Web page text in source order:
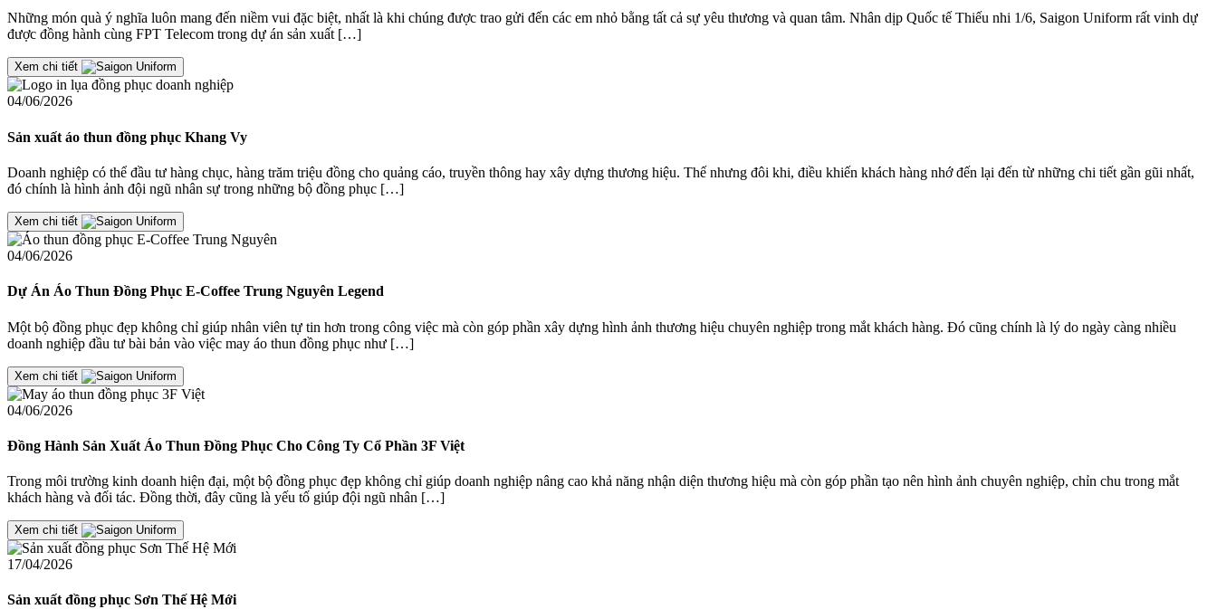
Những món quà ý nghĩa luôn mang đến niềm vui đặc biệt, nhất là khi chúng được trao gửi đến các em nhỏ bằng tất cả sự yêu thương và quan tâm. Nhân dịp Quốc tế Thiếu nhi 1/6, Saigon Uniform rất vinh dự
được đồng hành cùng FPT Telecom trong dự án sản xuất […]
Xem chi tiết
04/06/2026
Sản xuất áo thun đồng phục Khang Vy
Doanh nghiệp có thể đầu tư hàng chục, hàng trăm triệu đồng cho quảng cáo, truyền thông hay xây dựng thương hiệu. Thế nhưng đôi khi, điều khiến khách hàng nhớ đến lại đến từ những chi tiết gần gũi nhất,
đó chính là hình ảnh đội ngũ nhân sự trong những bộ đồng phục […]
Xem chi tiết
04/06/2026
Dự Án Áo Thun Đồng Phục E-Coffee Trung Nguyên Legend
Một bộ đồng phục đẹp không chỉ giúp nhân viên tự tin hơn trong công việc mà còn góp phần xây dựng hình ảnh thương hiệu chuyên nghiệp trong mắt khách hàng. Đó cũng chính là lý do ngày càng nhiều
doanh nghiệp đầu tư bài bản vào việc may áo thun đồng phục như […]
Xem chi tiết
04/06/2026
Đồng Hành Sản Xuất Áo Thun Đồng Phục Cho Công Ty Cổ Phần 3F Việt
Trong môi trường kinh doanh hiện đại, một bộ đồng phục đẹp không chỉ giúp doanh nghiệp nâng cao khả năng nhận diện thương hiệu mà còn góp phần tạo nên hình ảnh chuyên nghiệp, chỉn chu trong mắt
khách hàng và đối tác. Đồng thời, đây cũng là yếu tố giúp đội ngũ nhân […]
Xem chi tiết
17/04/2026
Sản xuất đồng phục Sơn Thế Hệ Mới